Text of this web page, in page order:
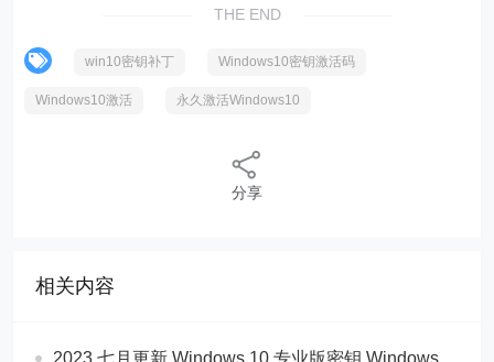
THE END
win10密钥补丁 Windows10密钥激活码
Windows10激活 永久激活Windows10
分享
相关内容
2023 七月更新 Windows 10 专业版密钥 Windows